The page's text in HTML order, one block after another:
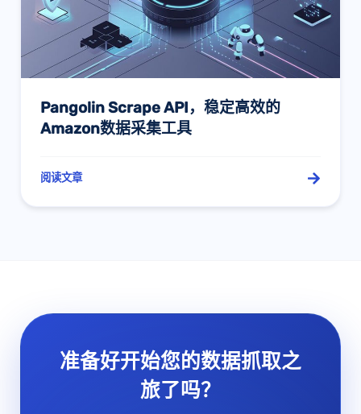
Pangolin Scrape API，稳定高效的
Amazon数据采集工具
阅读文章
准备好开始您的数据抓取之
旅了吗？